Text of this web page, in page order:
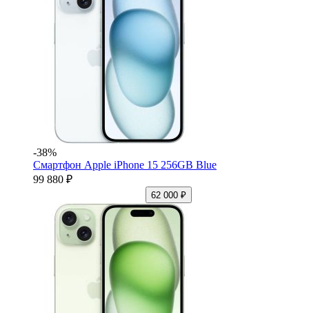
-38%
Смартфон Apple iPhone 15 256GB Blue
99 880 ₽
62 000 ₽